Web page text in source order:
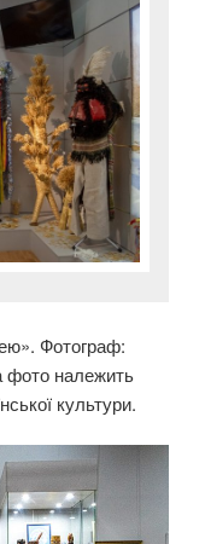
Фотограф:
фото належить
культури.